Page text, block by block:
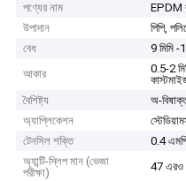
পণ্যের নাম
EPDM
উপাদান
পিপি,
বেধ
9 মিমি -
আকার
0.5-2
বৈশিষ্ট্য
অ-
অ্যাপ্লিকেশন
টেনসিল শক্তি
0.4
অ্যান্টি-স্লিপ মান (ভেজা
পরীক্ষা)
47 এরও